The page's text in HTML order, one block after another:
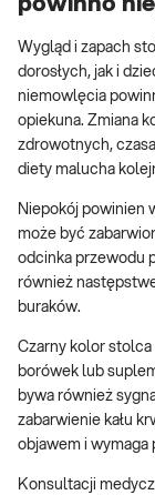
Wygląd i zapach
dorosłych, jak i
niemowlęcia
opiekuna. Zmiana
zdrowotnych,
diety malucha
Niepokój powinien
może być
odcinka przewodu
również
buraków.
Czarny kolor stolca
borówek lub
bywa również
zabarwienie kału
objawem i wymaga
Konsultacji